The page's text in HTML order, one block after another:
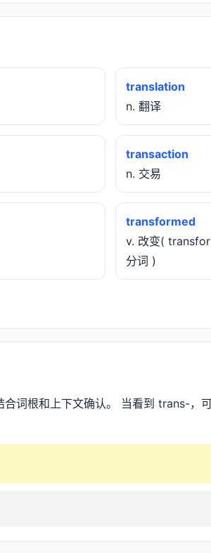
translation
n. 翻译
transaction
n. 交易
transformed
v. 改变(
分词 )
词根和上下文确认。 当看到 trans-，